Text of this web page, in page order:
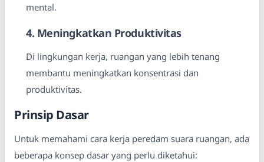
mental.
4. Meningkatkan Produktivitas
Di lingkungan kerja, ruangan yang lebih tenang
membantu meningkatkan konsentrasi dan
produktivitas.
Prinsip Dasar
Untuk memahami cara kerja peredam suara ruangan, ada
beberapa konsep dasar yang perlu diketahui: